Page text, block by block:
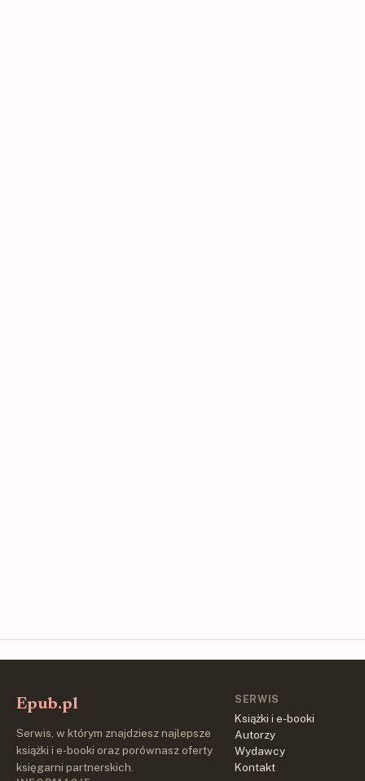
Epub.pl
Serwis, w którym znajdziesz najlepsze
książki i e-booki oraz porównasz oferty
księgarni partnerskich.
SERWIS
Książki i e-booki
Autorzy
Wydawcy
Kontakt